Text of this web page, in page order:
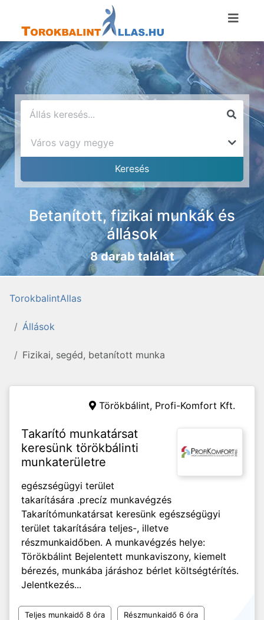
Betanított, fizikai munkák és
állások
8 darab találat
TorokbalintAllas
Állások
Fizikai, segéd, betanított munka
Törökbálint, Profi-Komfort Kft.
Takarító munkatársat
keresünk törökbálinti
munkaterületre
egészségügyi terület
takarítására .precíz munkavégzés
Takarítómunkatársat keresünk egészségügyi
terület takarítására teljes-, illetve
részmunkaidőben. A munkavégzés helye:
Törökbálint Bejelentett munkaviszony, kiemelt
bérezés, munkába járáshoz bérlet költségtérítés.
Jelentkezés...
Teljes munkaidő 8 óra Részmunkaidő 6 óra